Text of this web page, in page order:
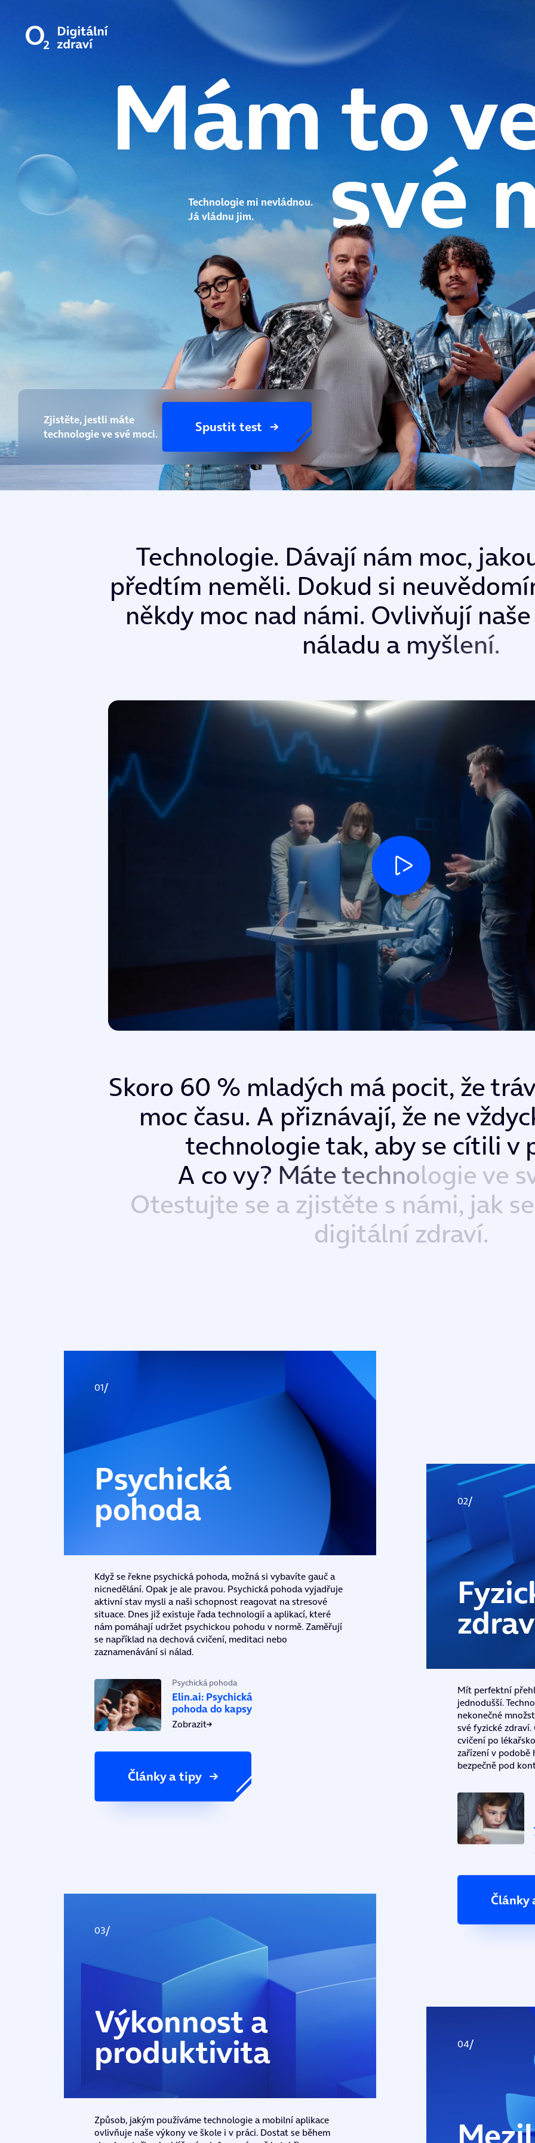
Mám to
své
Technologie mi nevládnou.
Já vládnu jim.
Zjistěte, jestli máte
technologie ve své moci.
Spustit test
Technologie. Dávají nám moc, jako
předtím neměli. Dokud si neuvědomí
někdy moc nad námi. Ovlivňují naše
náladu a myšlení.
Skoro 60 % mladých má pocit,žetrá
mocčasu. A přiznávají,že nevždyc
technologietak,abysecítiliv
A covy? Mátetechnologieve s
Otestujte se azjistěte s námi, jak se
digitálnízdraví.
Psychická
pohoda
Když se řekne psychická pohoda, možná si vybavíte gauč a
nicnedělání. Opak je ale pravou. Psychická pohoda vyjadřuje
aktivní stav mysli a naši schopnost reagovat na stresové
situace. Dnes již existuje řada technologií a aplikací, které
nám pomáhají udržet psychickou pohodu v normě. Zaměřují
se například na dechová cvičení, meditaci nebo
zaznamenávání si nálad.
Psychická pohoda
Elin.ai: Psychická
pohoda do kapsy
Zobrazit
Články a tipy
Mít perfektní
jednodušší.
nekonečné
své fyzické
cvičení po
zařízení v podobě
bezpečně pod
Články
Výkonnost a
produktivita
Způsob, jakým používáme technologie a mobilní aplikace
ovlivňuje naše výkony ve škole i v práci. Dostat se během